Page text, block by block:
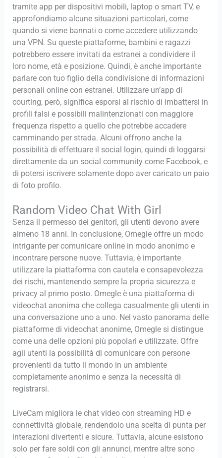
tramite app per dispositivi mobili, laptop o smart TV, e
approfondiamo alcune situazioni particolari, come
quando si viene bannati o come accedere utilizzando
una VPN. Su queste piattaforme, bambini e ragazzi
potrebbero essere invitati da estranei a condividere il
loro nome, età e posizione. Quindi, è anche importante
parlare con tuo figlio della condivisione di informazioni
personali online con estranei. Utilizzare un’app di
courting, però, significa esporsi al rischio di imbattersi in
profili falsi e possibili malintenzionati con maggiore
frequenza rispetto a quello che potrebbe accadere
camminando per strada. Alcuni offrono anche la
possibilità di effettuare il social login, quindi di loggarsi
direttamente da un social community come Facebook, e
di potersi iscrivere solamente dopo aver caricato un paio
di foto profilo.
Random Video Chat With Girl
Senza il permesso dei genitori, gli utenti devono avere
almeno 18 anni. In conclusione, Omegle offre un modo
intrigante per comunicare online in modo anonimo e
incontrare persone nuove. Tuttavia, è importante
utilizzare la piattaforma con cautela e consapevolezza
dei rischi, mantenendo sempre la propria sicurezza e
privacy al primo posto. Omegle è una piattaforma di
videochat anonima che collega casualmente gli utenti in
una conversazione uno a uno. Nel vasto panorama delle
piattaforme di videochat anonime, Omegle si distingue
come una delle opzioni più popolari e utilizzate. Offre
agli utenti la possibilità di comunicare con persone
provenienti da tutto il mondo in un ambiente
completamente anonimo e senza la necessità di
registrarsi.
LiveCam migliora le chat video con streaming HD e
connettività globale, rendendolo una scelta di punta per
interazioni divertenti e sicure. Tuttavia, alcune esistono
solo per fare soldi con gli annunci, mentre altre sono